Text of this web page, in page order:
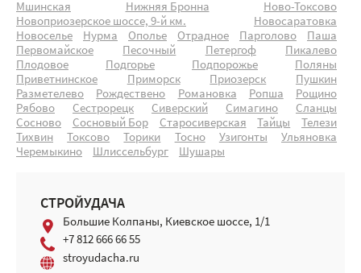
Мшинская
Нижняя Бронна
Ново-Токсово
Новоприозерское шоссе, 9-й км.
Новосаратовка
Новоселье
Нурма Ополье Отрадное Парголово
Паша
Первомайское
Песочный Петергоф
Пикалево
Плодовое
Подгорье Подпорожье
Поляны
Приветнинское
Приморск Приозерск
Пушкин
Разметелево
Рождествено Романовка Ропша
Рощино
Рябово
Сестрорецк Сиверский Симагино
Сланцы
Сосново
Сосновый Бор Старосиверская Тайцы
Телези
Тихвин
Токсово Торики Тосно Узигонты
Ульяновка
Черемыкино
Шлиссельбург Шушары
СТРОЙУДАЧА
Большие Колпаны, Киевское шоссе, 1/1
+7 812 666 66 55
stroyudacha.ru